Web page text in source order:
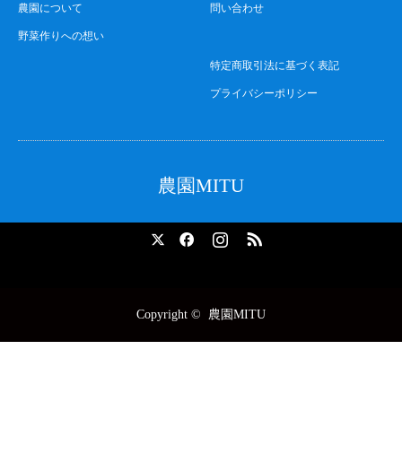
農園について
野菜作りへの想い
問い合わせ
特定商取引法に基づく表記
プライバシーポリシー
農園MITU
Copyright © 農園MITU